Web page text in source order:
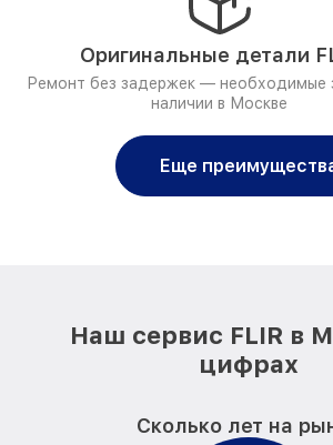
Оригинальные детали
Ремонт без задержек — необходимые
наличии в Москве
Еще
Наш сервис FLIR в
цифрах
Сколько лет на